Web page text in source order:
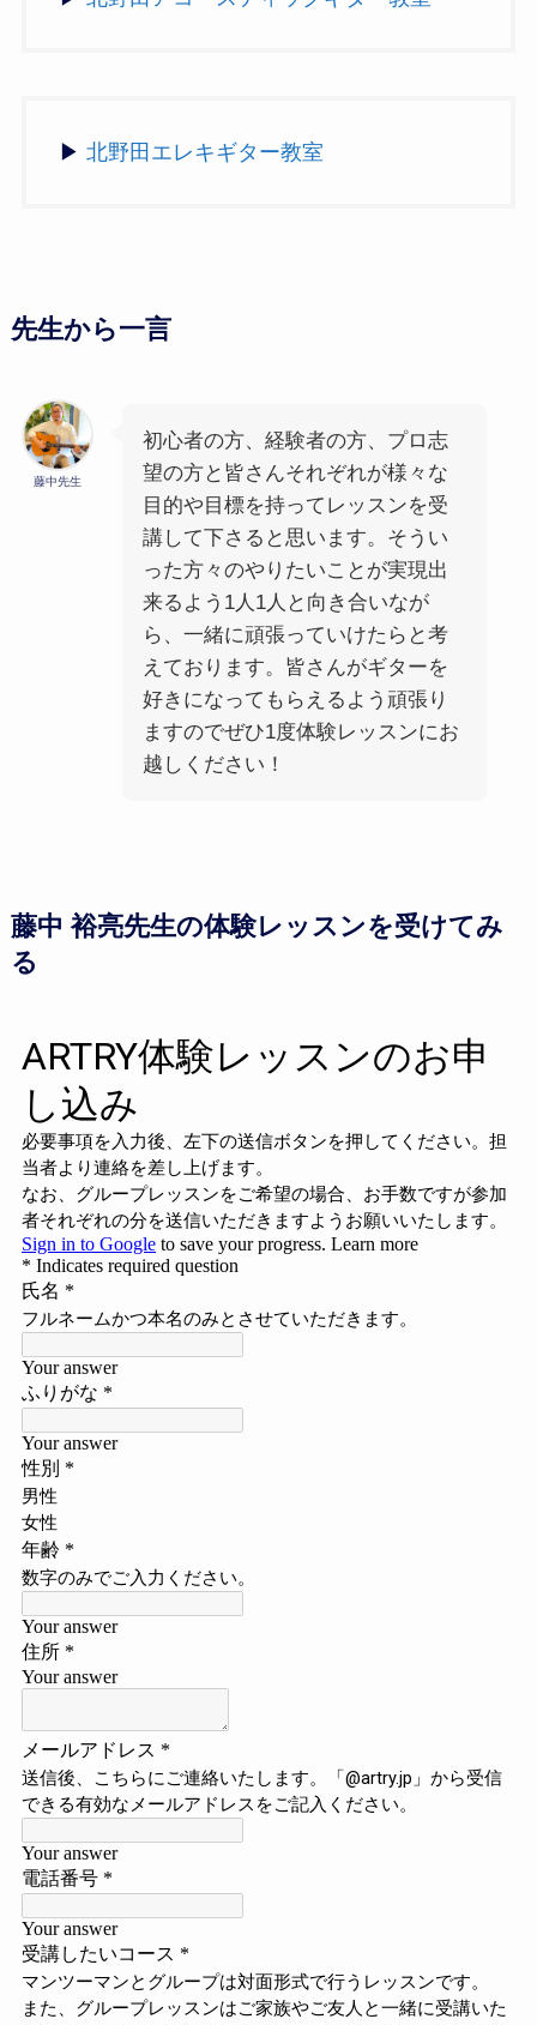
▶ 北野田エレキギター教室
先生から一言
藤中先生
初心者の方、経験者の方、プロ志
望の方と皆さんそれぞれが様々な
目的や目標を持ってレッスンを受
講して下さると思います。そうい
った方々のやりたいことが実現出
来るよう1人1人と向き合いなが
ら、一緒に頑張っていけたらと考
えております。皆さんがギターを
好きになってもらえるよう頑張り
ますのでぜひ1度体験レッスンにお
越しください！
藤中 裕亮先生の体験レッスンを受けてみ
る